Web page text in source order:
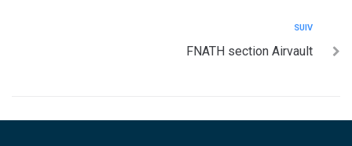
SUIV
FNATH section Airvault